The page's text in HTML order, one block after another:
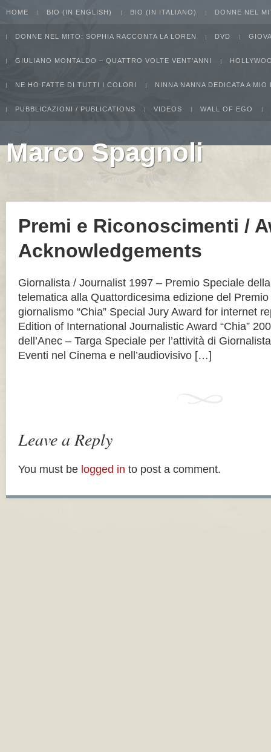
HOME BIO (IN ENGLISH) BIO (IN ITALIANO) DONNE NEL
DONNE NEL MITO: SOPHIA RACCONTA LA LOREN DVD
GIULIANO MONTALDO – QUATTRO VOLTE VENT’ANNI
NE HO FATTE DI TUTTI I COLORI NINNA NANNA DEDICATA A MIO
PUBBLICAZIONI / PUBLICATIONS VIDEOS WALL OF EGO
Marco Spagnoli
Premi e Riconoscimenti /
Acknowledgements
Giornalista / Journalist 1997 – Premio Speciale
telematica alla Quattordicesima edizione del
giornalismo “Chia” Special Jury Award for internet
Edition of International Journalistic Award “Chia”
dell’Anec – Targa Speciale per l’attività di
Eventi nel Cinema e nell’audiovisivo […]
Leave a Reply
You must be logged in to post a comment.